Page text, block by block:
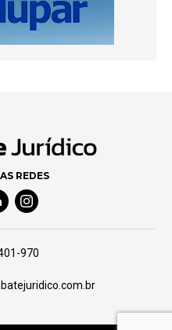
REDES
Social Media
Social Media
Instagram Social Media
970